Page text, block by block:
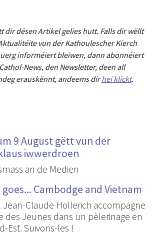
tdir dësen Artikel gelies hutt. Falls dir wëllt
e vun der Kathoulescher Kierch
informéiert bleiwen, dann abonnéiert
News, den Newsletter, deen all
erauskënnt, andeems dirhei klickt.
9 August gëtt vun der
iwwerdroen
an de Medien
Cambodge and Vietnam
Jean-Claude Hollerich accompagne
des Jeunes dans un pèlerinage en
Est. Suivons-les !